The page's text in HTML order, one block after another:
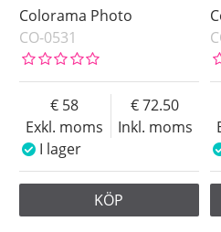
Colorama Photo
CO-0531
Exkl. moms
58
Inkl. moms
72.50
I lager
KÖP